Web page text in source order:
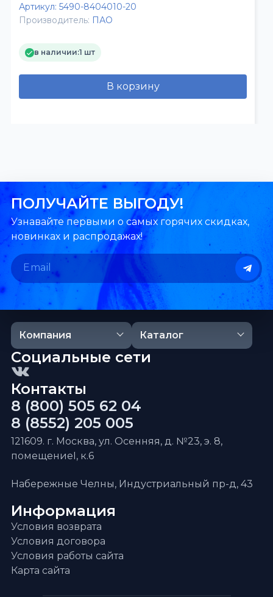
Артикул: 5490-8404010-20
Производитель: ПАО
в наличии:1 шт
В корзину
ПОЛУЧАЙТЕ ВЫГОДУ!
Узнавайте первыми о самых горячих скидках,
новинках и распродажах!
Компания Каталог
Информация
Условия возврата
Условия договора
Условия работы сайта
Карта сайта
Контакты
8 (800) 505 62 04
8 (8552) 205 005
121609. г. Москва, ул. Осенняя, д. №23, э. 8,
помещениеI, к.6
Набережные Челны, Индустриальный пр-д, 43
Социальные сети